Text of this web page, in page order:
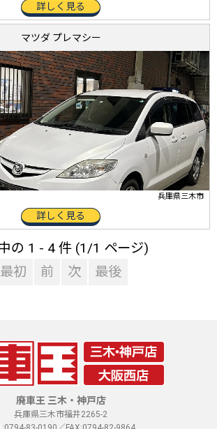
詳しく見る
マツダ プレマシー
兵庫県三木市
詳しく見る
の 1 - 4 件 (1/1 ページ)
最初
前 次 最後
廃車王 三木・神戸店
兵庫県三木市福井2265-2